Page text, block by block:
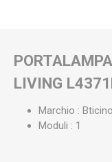
LIVING
Marchio :
Moduli : 1